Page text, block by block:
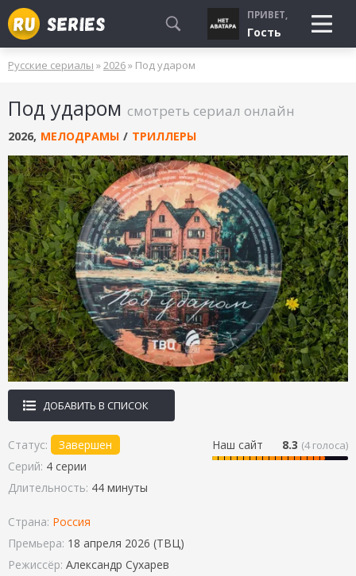
СМОТРЮ
БУДУ СМОТРЕТЬ
УЖЕ СМОТРЕЛ
ПРИВЕТ,
Гость
Русские сериалы »2026» Под ударом
Под ударом смотреть сериал онлайн
2026, МЕЛОДРАМЫ / ТРИЛЛЕРЫ
ДОБАВИТЬ В СПИСОК
Наш сайт 8.3 (4голоса)
Статус:
Завершен
Серий: 4 серии
Длительность: 44 минуты
Страна: Россия
Премьера: 18 апреля 2026 (ТВЦ)
Режиссёр: Александр Сухарев